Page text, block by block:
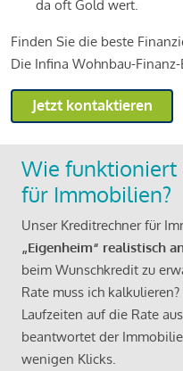
da oft Gold wert.
Finden Sie die beste
Die Infina Wohnbau-
Jetzt kontaktieren
Wie funktioniert
für Immobilien?
Unser Kreditrechner für
„Eigenheim“ realistisch
beim Wunschkredit zu
Rate muss ich
Laufzeiten auf die Rate
beantwortet der
wenigen Klicks.